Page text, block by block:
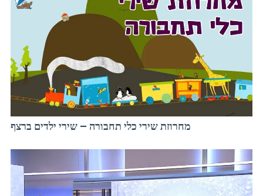
מחרוזת שירי כלי תחבורה – שירי ילדים ברצף